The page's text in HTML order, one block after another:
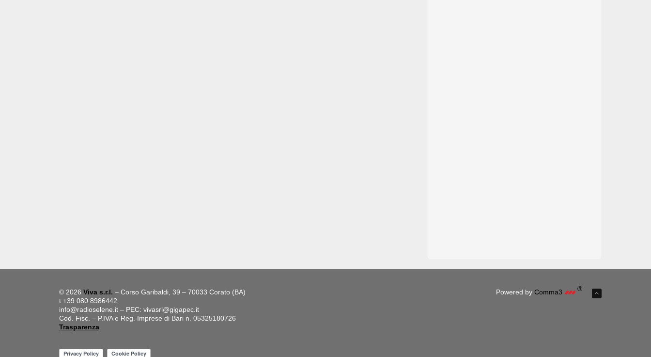
© 2026 Viva s.r.l. – Corso Garibaldi, 39 – 70033 Corato (BA)
t +39 080 8986442
info@radioselene.it – PEC: vivasrl@gigapec.it
Cod. Fisc. – P.IVA e Reg. Imprese di Bari n. 05325180726
Trasparenza
Powered by Comma3 ®